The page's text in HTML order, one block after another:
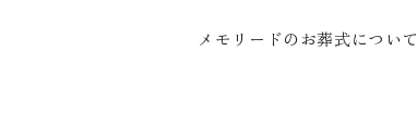
メモリードのお葬式について